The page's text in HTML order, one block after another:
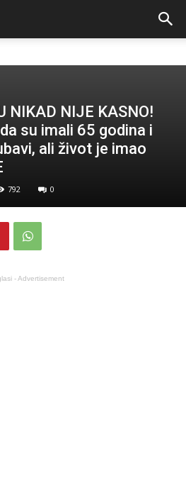
NIKAD NIJE KASNO!
su imali 65 godina i
ali život je imao
792 0
- Advertisement